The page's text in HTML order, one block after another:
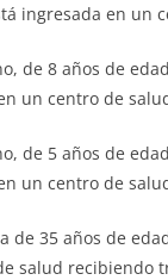
ingresada en un
de 8 años de
un centro de
de 5 años de
un centro de
de 35 años de
salud recibiendo